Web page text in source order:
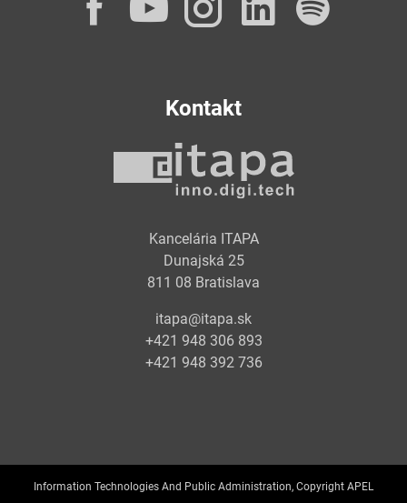
Kontakt
Kancelária ITAPA
Dunajská 25
811 08 Bratislava
itapa@itapa.sk
+421 948 306 893
+421 948 392 736
Information Technologies And Public Administration, Copyright APEL